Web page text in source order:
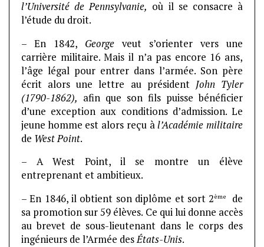
l’Université de Pennsylvanie, où il se consacre à
l’étude du droit.
– En 1842, George veut s’orienter vers une
carrière militaire. Mais il n’a pas encore 16 ans,
l’âge légal pour entrer dans l’armée. Son père
écrit alors une lettre au président John Tyler
(1790-1862), afin que son fils puisse bénéficier
d’une exception aux conditions d’admission. Le
jeune homme est alors reçu àl’Académie militaire
de West Point.
– A West Point, il se montre un élève
entreprenant et ambitieux.
– En 1846, il obtient son diplôme et sort 2ème
de
sa promotion sur 59 élèves. Ce qui lui donne accès
au brevet de sous-lieutenant dans le corps des
ingénieurs de l’Armée desÉtats-Unis.